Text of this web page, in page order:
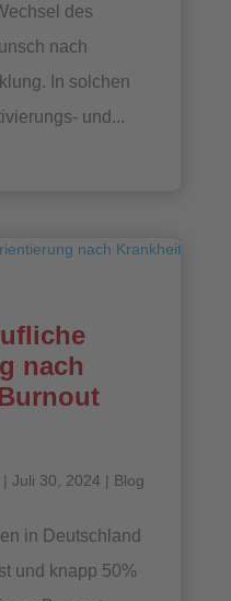
des
nach
In solchen
und...
nach
| Juli 30, 2024 | Blog
in Deutschland
und knapp 50%